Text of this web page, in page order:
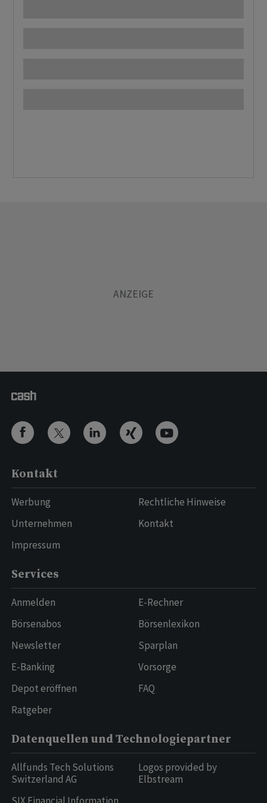
Kontakt
Werbung
Unternehmen
Impressum
Rechtliche Hinweise
Kontakt
Services
Anmelden
Börsenabos
Newsletter
E-Banking
Depot eröffnen
Ratgeber
E-Rechner
Börsenlexikon
Sparplan
Vorsorge
FAQ
Datenquellen und Technologiepartner
Allfunds Tech Solutions
Switzerland AG
Logos provided by
Elbstream